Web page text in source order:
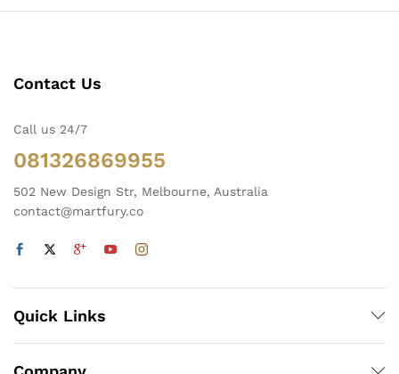
Contact Us
Call us 24/7
081326869955
502 New Design Str, Melbourne, Australia
contact@martfury.co
Quick Links